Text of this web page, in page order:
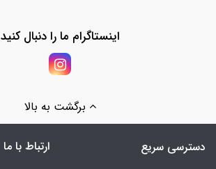
اینستاگرام ما را دنبال کنید
برگشت به بالا
دسترسی سریع ارتباط با ما